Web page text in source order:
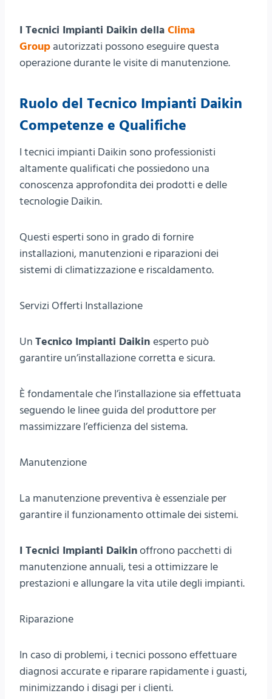
I Tecnici Impianti Daikin della Clima
Group autorizzati possono eseguire questa
operazione durante le visite di manutenzione.
Ruolo del Tecnico Impianti Daikin
Competenze e Qualifiche
I tecnici impianti Daikin sono professionisti
altamente qualificati che possiedono una
conoscenza approfondita dei prodotti e delle
tecnologie Daikin.
Questi esperti sono in grado di fornire
installazioni, manutenzioni e riparazioni dei
sistemi di climatizzazione e riscaldamento.
Servizi Offerti Installazione
Un Tecnico Impianti Daikin esperto può
garantire un’installazione corretta e sicura.
È fondamentale che l’installazione sia effettuata
seguendo le linee guida del produttore per
massimizzare l’efficienza del sistema.
Manutenzione
La manutenzione preventiva è essenziale per
garantire il funzionamento ottimale dei sistemi.
I Tecnici Impianti Daikinoffrono pacchetti di
manutenzione annuali, tesi a ottimizzare le
prestazioni e allungare la vita utile degli impianti.
Riparazione
In caso di problemi, i tecnici possono effettuare
diagnosi accurate e riparare rapidamente i guasti,
minimizzando i disagi per i clienti.